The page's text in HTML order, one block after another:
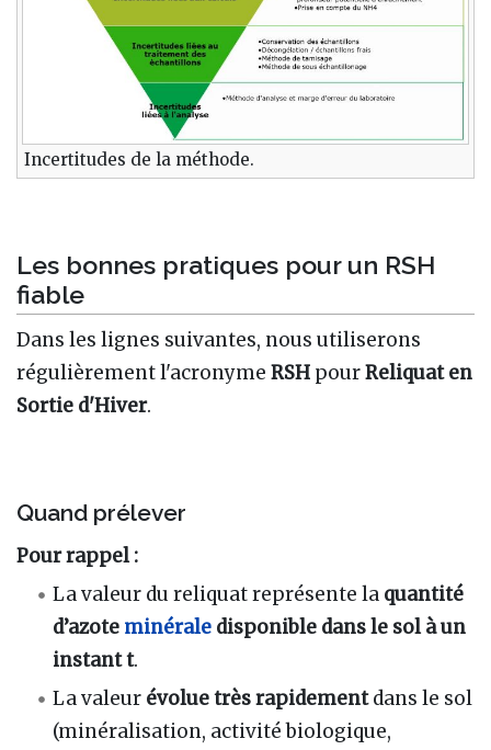
Incertitudes de la méthode.
Les bonnes pratiques pour un RSH
fiable
Dans les lignes suivantes, nous utiliserons
régulièrement l'acronyme RSH pourReliquat en
Sortie d'Hiver.
Quand prélever
Pour rappel :
La valeur du reliquat représente la quantité
d’azote minérale disponible dans le sol à un
instant t.
La valeur évolue très rapidementdans le sol
(minéralisation, activité biologique,